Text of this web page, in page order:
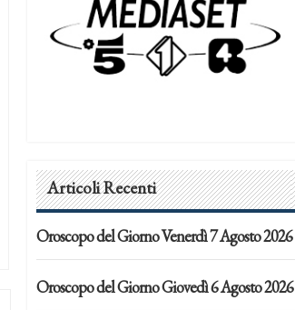
Articoli Recenti
Oroscopo del Giorno Venerdì 7 Agosto 2026
Oroscopo del Giorno Giovedì 6 Agosto 2026